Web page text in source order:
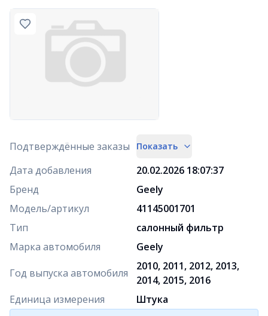
Подтверждённые заказы Показать
Дата добавления
20.02.2026 18:07:37
Бренд
Geely
Модель/артикул
41145001701
Тип
салонный фильтр
Марка автомобиля
Geely
Год выпуска автомобиля
2010, 2011, 2012, 2013,
2014, 2015, 2016
Единица измерения
Штука